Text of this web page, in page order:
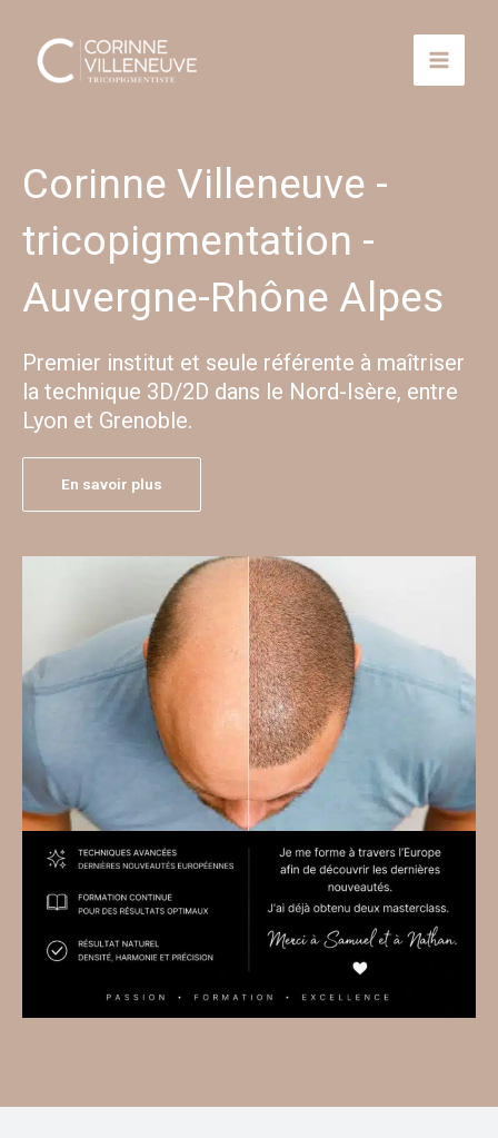
contenu
Corinne Villeneuve -
tricopigmentation -
Auvergne-Rhône Alpes
Premier institut et seule référente à maîtriser
la technique 3D/2D dans le Nord-Isère, entre
Lyon et Grenoble.
En savoir plus